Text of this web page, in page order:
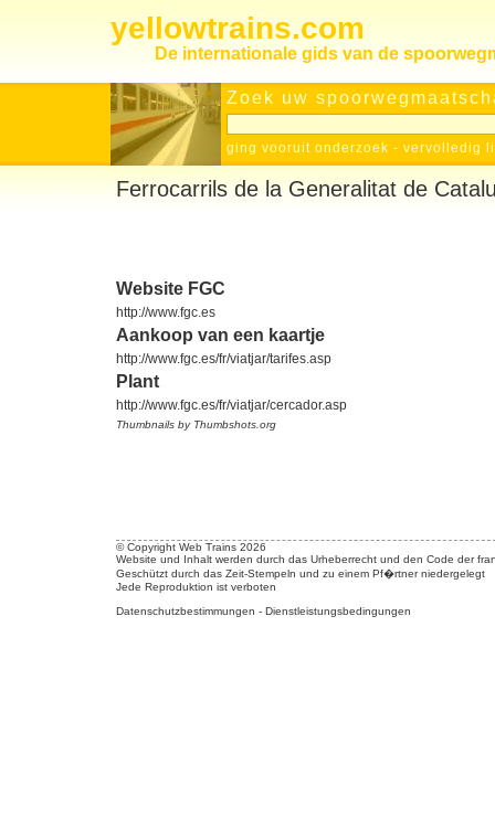
yellowtrains.com
De internationale gids van de
Zoek uw
ging vooruit onderzoek - vervolledig
Ferrocarrils de la Generalitat de
Website FGC
http://www.fgc.es
Aankoop van een kaartje
http://www.fgc.es/fr/viatjar/tarifes.asp
Plant
http://www.fgc.es/fr/viatjar/cercador.asp
Thumbnails by Thumbshots.org
© Copyright Web Trains 2026
Website und Inhalt werden durch das Urheberrecht und den Code der
Geschützt durch das Zeit-Stempeln und zu einem Pf�rtner niedergelegt
Jede Reproduktion ist verboten
Datenschutzbestimmungen - Dienstleistungsbedingungen